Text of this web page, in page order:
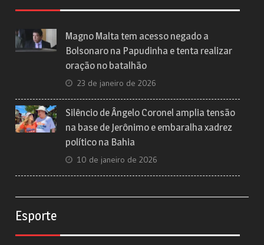
Magno Malta tem acesso negado a
Bolsonaro na Papudinha e tenta realizar
oração no batalhão
23 de janeiro de 2026
Silêncio de Ângelo Coronel amplia tensão
na base de Jerônimo e embaralha xadrez
político na Bahia
10 de janeiro de 2026
Esporte